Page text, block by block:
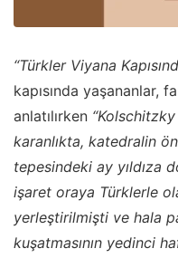
“Türkler Viyana
kapısında yaşananlar,
anlatılırken
karanlıkta, katedralin
tepesindeki ay yıldıza
işaret oraya Türklerle
yerleştirilmişti ve hala
kuşatmasının yedinci